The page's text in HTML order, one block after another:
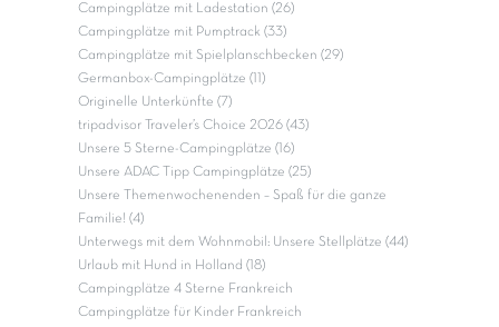
Campingplätze mit Ladestation (26)
Campingplätze mit Pumptrack (33)
Campingplätze mit Spielplanschbecken (29)
Germanbox-Campingplätze (11)
Originelle Unterkünfte (7)
tripadvisor Traveler’s Choice 2026 (43)
Unsere 5 Sterne-Campingplätze (16)
Unsere ADAC Tipp Campingplätze (25)
Unsere Themenwochenenden – Spaß für die ganze
Familie! (4)
Unterwegs mit dem Wohnmobil: Unsere Stellplätze (44)
Urlaub mit Hund in Holland (18)
Campingplätze 4 Sterne Frankreich
Campingplätze für Kinder Frankreich